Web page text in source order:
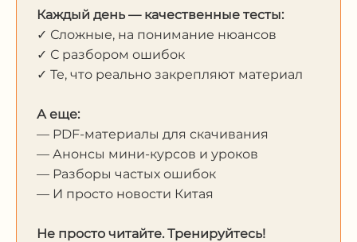
Каждый день — качественные тесты:
✓ Сложные, на понимание нюансов
✓ С разбором ошибок
✓ Те, что реально закрепляют материал
А еще:
— PDF-материалы для скачивания
— Анонсы мини-курсов и уроков
— Разборы частых ошибок
— И просто новости Китая
Не просто читайте. Тренируйтесь!